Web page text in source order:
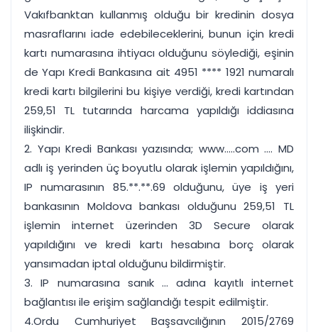
Vakıfbanktan kullanmış olduğu bir kredinin dosya
masraflarını iade edebileceklerini, bunun için kredi
kartı numarasına ihtiyacı olduğunu söylediği, eşinin
de Yapı Kredi Bankasına ait 4951 **** 1921 numaralı
kredi kartı bilgilerini bu kişiye verdiği, kredi kartından
259,51 TL tutarında harcama yapıldığı iddiasına
ilişkindir.
2. Yapı Kredi Bankası yazısında; www.....com .... MD
adlı iş yerinden üç boyutlu olarak işlemin yapıldığını,
IP numarasının 85.**.**.69 olduğunu, üye iş yeri
bankasının Moldova bankası olduğunu 259,51 TL
işlemin internet üzerinden 3D Secure olarak
yapıldığını ve kredi kartı hesabına borç olarak
yansımadan iptal olduğunu bildirmiştir.
3. IP numarasına sanık ... adına kayıtlı internet
bağlantısı ile erişim sağlandığı tespit edilmiştir.
4.Ordu Cumhuriyet Başsavcılığının 2015/2769